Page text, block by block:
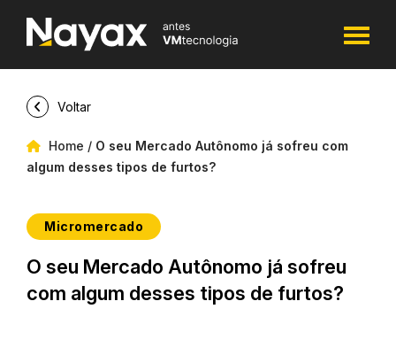
Home / O seu Mercado Autônomo já sofreu com
algum desses tipos de furtos?
Voltar
Micromercado
O seu Mercado Autônomo já sofreu
com algum desses tipos de furtos?